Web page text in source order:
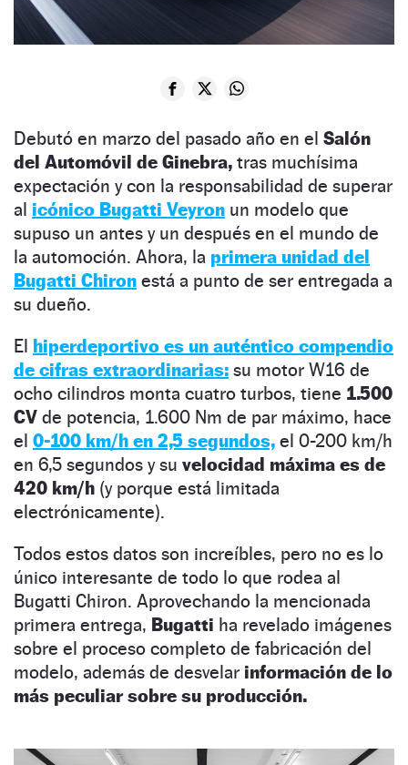
Debutó en marzo del pasado año en el Salón
del Automóvil de Ginebra, tras muchísima
expectación y con la responsabilidad de superar
al icónico Bugatti Veyron un modelo que
supuso un antes y un después en el mundo de
la automoción. Ahora, la primera unidad del
Bugatti Chiron está a punto de ser entregada a
su dueño.
El hiperdeportivo es un auténtico compendio
de cifras extraordinarias: su motor W16 de
ocho cilindros monta cuatro turbos, tiene 1.500
CV de potencia, 1.600 Nm de par máximo, hace
el 0-100 km/h en 2,5 segundos, el 0-200 km/h
en 6,5 segundos y su velocidad máxima es de
420 km/h (y porque está limitada
electrónicamente).
Todos estos datos son increíbles, pero no es lo
único interesante de todo lo que rodea al
Bugatti Chiron. Aprovechando la mencionada
primera entrega, Bugatti ha revelado imágenes
sobre el proceso completo de fabricación del
modelo, además de desvelar información de lo
más peculiar sobre su producción.